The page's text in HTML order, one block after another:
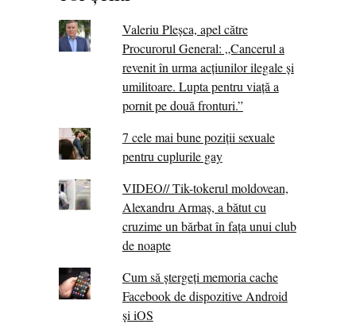
Valeriu Pleșca, apel către
Procurorul General: „Cancerul a
revenit în urma acțiunilor ilegale și
umilitoare. Lupta pentru viață a
pornit pe două fronturi.”
7 cele mai bune poziții sexuale
pentru cuplurile gay
VIDEO// Tik-tokerul moldovean,
Alexandru Armaș, a bătut cu
cruzime un bărbat în fața unui club
de noapte
Cum să ștergeți memoria cache
Facebook de dispozitive Android
și iOS